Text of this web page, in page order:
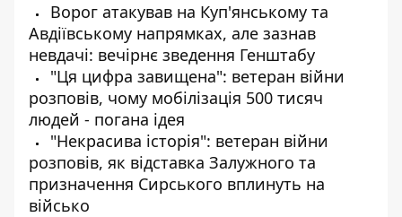
Ворог атакував на Куп'янському та
Авдіївському напрямках, але зазнав
невдачі: вечірнє зведення Генштабу
"Ця цифра завищена": ветеран війни
розповів, чому мобілізація 500 тисяч
людей - погана ідея
"Некрасива історія": ветеран війни
розповів, як відставка Залужного та
призначення Сирського вплинуть на
військо